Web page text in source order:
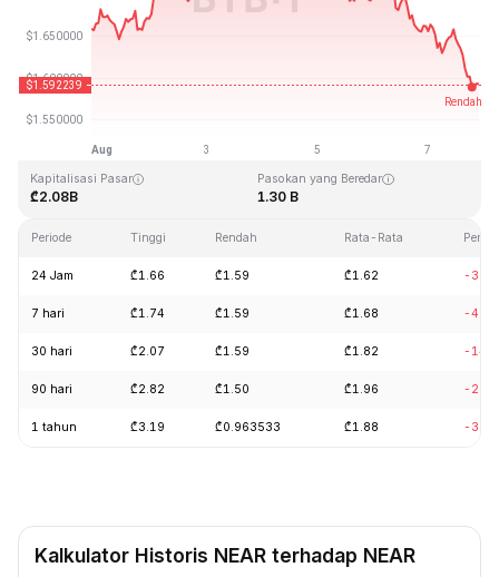
Rekor Tertinggi (ATH)
₾0.526762
Kapitalisasi Pasar
₾2.08B
Pasokan yang Beredar
1.30 B
Periode Tinggi Rendah Rata-Rata
24 Jam ₾1.66 ₾1.59 ₾1.62 -
7 hari ₾1.74 ₾1.59 ₾1.68 -
30 hari ₾2.07 ₾1.59 ₾1.82 -
90 hari ₾2.82 ₾1.50 ₾1.96 -
1 tahun ₾3.19 ₾0.963533 ₾1.88 -
Kalkulator Historis NEAR terhadap NEAR